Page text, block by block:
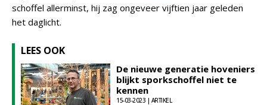
schoffel allerminst, hij zag ongeveer vijftien jaar geleden
het daglicht.
LEES OOK
De nieuwe generatie hoveniers
blijkt sporkschoffel niet te
kennen
15-03-2023 | ARTIKEL